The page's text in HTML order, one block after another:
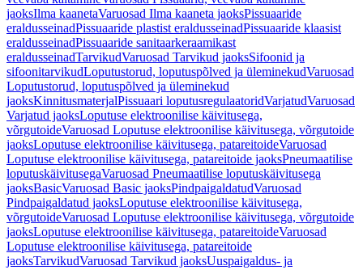
jaoksIlma kaanetaVaruosad Ilma kaaneta jaoksPissuaaride
eraldusseinadPissuaaride plastist eraldusseinadPissuaaride klaasist
eraldusseinadPissuaaride sanitaarkeraamikast
eraldusseinadTarvikudVaruosad Tarvikud jaoksSifoonid ja
sifoonitarvikudLoputustorud, loputuspõlved ja üleminekudVaruosad
Loputustorud, loputuspõlved ja üleminekud
jaoksKinnitusmaterjalPissuaari loputusregulaatoridVarjatudVaruosad
Varjatud jaoksLoputuse elektroonilise käivitusega,
võrgutoideVaruosad Loputuse elektroonilise käivitusega, võrgutoide
jaoksLoputuse elektroonilise käivitusega, patareitoideVaruosad
Loputuse elektroonilise käivitusega, patareitoide jaoksPneumaatilise
loputuskäivitusegaVaruosad Pneumaatilise loputuskäivitusega
jaoksBasicVaruosad Basic jaoksPindpaigaldatudVaruosad
Pindpaigaldatud jaoksLoputuse elektroonilise käivitusega,
võrgutoideVaruosad Loputuse elektroonilise käivitusega, võrgutoide
jaoksLoputuse elektroonilise käivitusega, patareitoideVaruosad
Loputuse elektroonilise käivitusega, patareitoide
jaoksTarvikudVaruosad Tarvikud jaoksUuspaigaldus- ja